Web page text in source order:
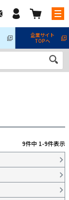
ログイン/マイページ
企業サイト
TOPへ
9件中 1-9件表示